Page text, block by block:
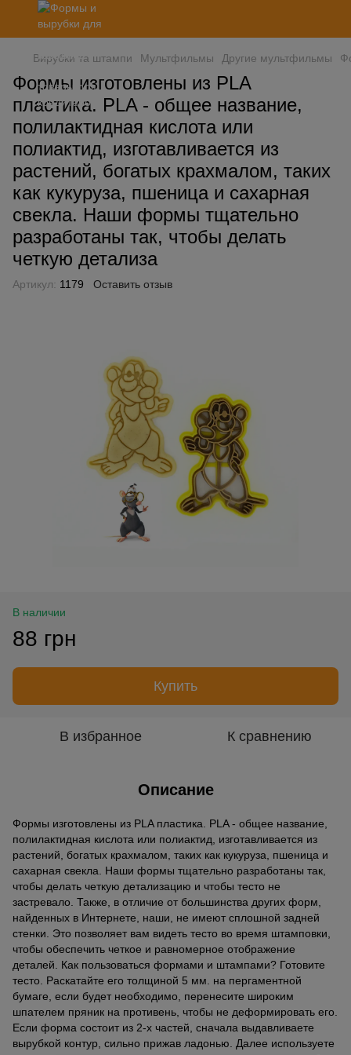
Вирубки та штампи Мультфильмы Другие мультфильмы
Формы изготовлены из PLA
пластика. PLA - общее название,
полилактидная кислота или
полиактид, изготавливается из
растений, богатых крахмалом, таких
как кукуруза, пшеница и сахарная
свекла. Наши формы тщательно
разработаны так, чтобы делать
четкую детализа
Артикул: 1179 Оставить отзыв
В наличии
88 грн
Купить
В избранное К сравнению
Описание
Формы изготовлены из PLA пластика. PLA - общее название,
полилактидная кислота или полиактид, изготавливается из
растений, богатых крахмалом, таких как кукуруза, пшеница и
сахарная свекла. Наши формы тщательно разработаны так,
чтобы делать четкую детализацию и чтобы тесто не
застревало. Также, в отличие от большинства других форм,
найденных в Интернете, наши, не имеют сплошной задней
стенки. Это позволяет вам видеть тесто во время штамповки,
чтобы обеспечить четкое и равномерное отображение
деталей. Как пользоваться формами и штампами? Готовите
тесто. Раскатайте его толщиной 5 мм. на пергаментной
бумаге, если будет необходимо, перенесите широким
шпателем пряник на противень, чтобы не деформировать его.
Если форма состоит из 2-х частей, сначала выдавливаете
вырубкой контур, сильно прижав ладонью. Далее используете